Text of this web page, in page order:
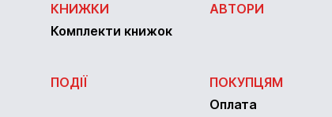
КНИЖКИ
Комплекти книжок
АВТОРИ
ПОДІЇ
ПОКУПЦЯМ
Оплата